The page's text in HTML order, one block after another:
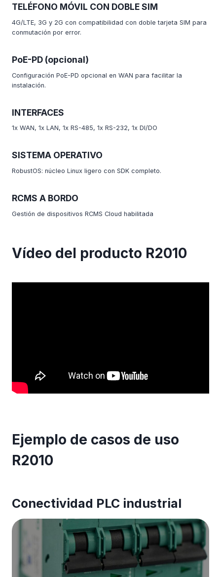
TELÉFONO MÓVIL CON DOBLE SIM
4G/LTE, 3G y 2G con compatibilidad con doble tarjeta SIM para
conmutación por error.
PoE-PD (opcional)
Configuración PoE-PD opcional en WAN para facilitar la
instalación.
INTERFACES
1x WAN, 1x LAN, 1x RS-485, 1x RS-232, 1x DI/DO
SISTEMA OPERATIVO
RobustOS: núcleo Linux ligero con SDK completo.
RCMS A BORDO
Gestión de dispositivos RCMS Cloud habilitada
Vídeo del producto R2010
Ejemplo de casos de uso
R2010
Conectividad PLC industrial